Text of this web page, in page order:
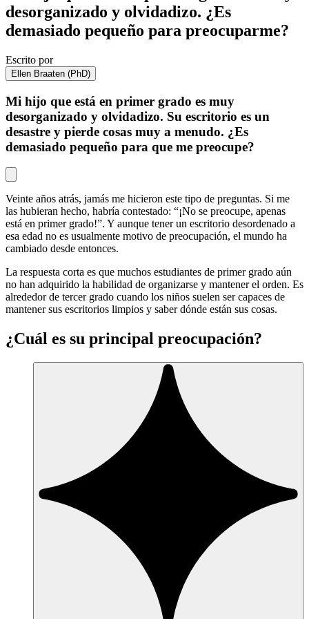
desorganizado y olvidadizo. ¿Es
demasiado pequeño para preocuparme?
Escrito por
Ellen Braaten (PhD)
Mi hijo que está en primer grado es muy
desorganizado y olvidadizo. Su escritorio es un
desastre y pierde cosas muy a menudo. ¿Es
demasiado pequeño para que me preocupe?
Veinte años atrás, jamás me hicieron este tipo de preguntas. Si me
las hubieran hecho, habría contestado: “¡No se preocupe, apenas
está en primer grado!”. Y aunque tener un escritorio desordenado a
esa edad no es usualmente motivo de preocupación, el mundo ha
cambiado desde entonces.
La respuesta corta es que muchos estudiantes de primer grado aún
no han adquirido la habilidad de organizarse y mantener el orden. Es
alrededor de tercer grado cuando los niños suelen ser capaces de
mantener sus escritorios limpios y saber dónde están sus cosas.
¿Cuál es su principal preocupación?